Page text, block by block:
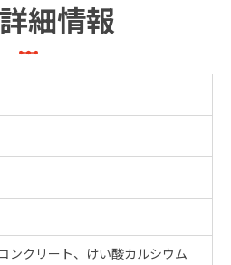
細情報
ンクリート、けい酸カルシウム